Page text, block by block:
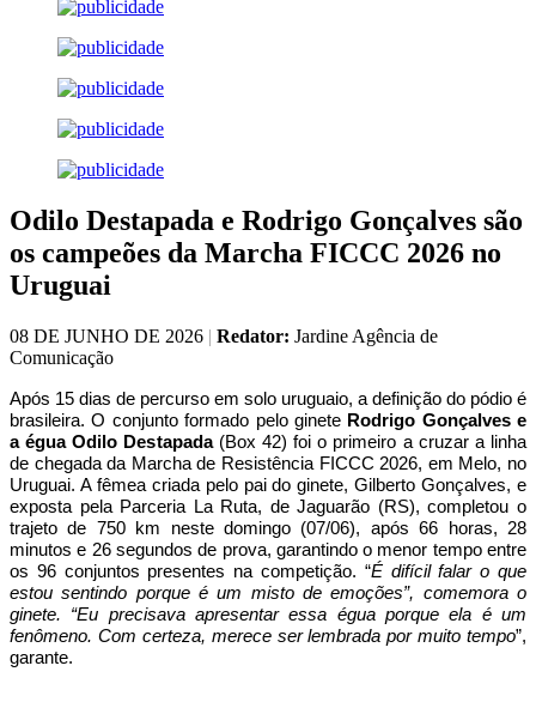
Odilo Destapada e Rodrigo Gonçalves são
os campeões da Marcha FICCC 2026 no
Uruguai
08 DE JUNHO DE 2026 | Redator: Jardine Agência de
Comunicação
Após 15 dias de percurso em solo uruguaio, a definição do pódio é
brasileira. O conjunto formado pelo ginete Rodrigo Gonçalves e
a égua Odilo Destapada(Box 42) foi o primeiro a cruzar a linha
de chegada da Marcha de Resistência FICCC 2026, em Melo, no
Uruguai. A fêmea criada pelo pai do ginete, Gilberto Gonçalves, e
exposta pela Parceria La Ruta, de Jaguarão (RS), completou o
trajeto de 750 km neste domingo (07/06), após 66 horas, 28
minutos e 26 segundos de prova, garantindo o menor tempo entre
os 96 conjuntos presentes na competição. “É difícil falar o que
estou sentindo porque é um misto de emoções”, comemora o
ginete. “Eu precisava apresentar essa égua porque ela é um
fenômeno. Com certeza, merece ser lembrada por muito tempo”,
garante.